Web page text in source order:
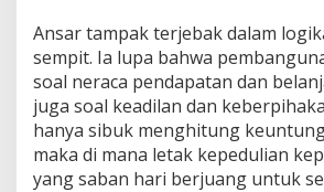
Ansar tampak terjebak dalam
sempit. Ia lupa bahwa
soal neraca pendapatan dan
juga soal keadilan dan
hanya sibuk menghitung
maka di mana letak kepedulian
yang saban hari berjuang untuk